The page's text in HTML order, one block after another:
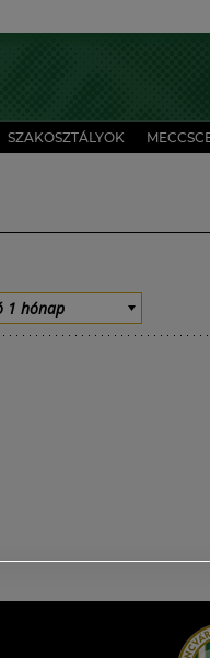
SZAKOSZTÁLYOK
1 hónap